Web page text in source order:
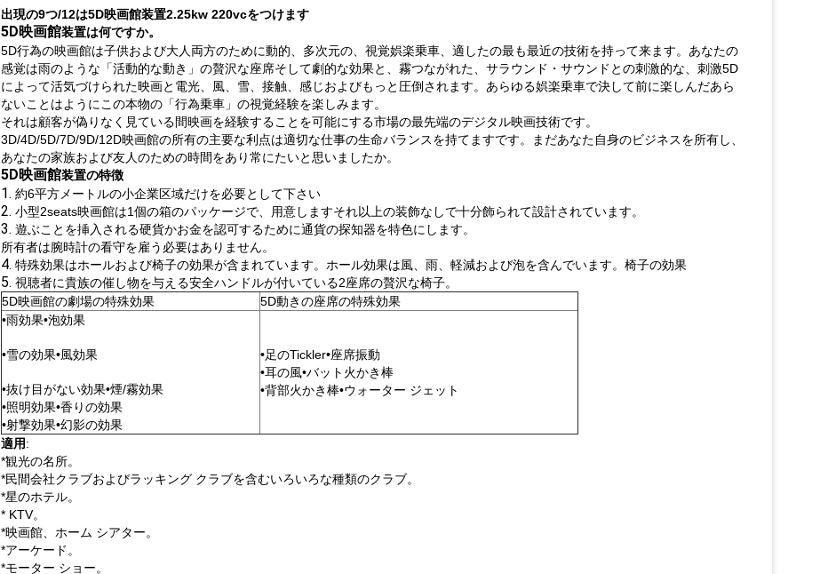
出現の9つ/12は5D映画館装置2.25kw 220vcをつけます
5D映画館装置は何ですか。
5D行為の映画館は子供および大人両方のために動的、多次元の、視覚娯楽乗車、適したの最も最近の技術を持って来ます。あなたの
感覚は雨のような「活動的な動き」の贅沢な座席そして劇的な効果と、霧つながれた、サラウンド・サウンドとの刺激的な、刺激5D
によって活気づけられた映画と電光、風、雪、接触、感じおよびもっと圧倒されます。あらゆる娯楽乗車で決して前に楽しんだあら
ないことはようにこの本物の「行為乗車」の視覚経験を楽しみます。
それは顧客が偽りなく見ている間映画を経験することを可能にする市場の最先端のデジタル映画技術です。
3D/4D/5D/7D/9D/12D映画館の所有の主要な利点は適切な仕事の生命バランスを持てますです。まだあなた自身のビジネスを所有し、
あなたの家族および友人のための時間をあり常にたいと思いましたか。
5D映画館装置の特徴
1. 約6平方メートルの小企業区域だけを必要として下さい
2. 小型2seats映画館は1個の箱のパッケージで、用意しますそれ以上の装飾なしで十分飾られて設計されています。
3. 遊ぶことを挿入される硬貨かお金を認可するために通貨の探知器を特色にします。
所有者は腕時計の看守を雇う必要はありません。
4. 特殊効果はホールおよび椅子の効果が含まれています。ホール効果は風、雨、軽減および泡を含んでいます。椅子の効果
5. 視聴者に貴族の催し物を与える安全ハンドルが付いている2座席の贅沢な椅子。
5D映画館の劇場の特殊効果
5D動きの座席の特殊効果
•雨効果•泡効果
•雪の効果•風効果
•抜け目がない効果•煙/霧効果
•照明効果•香りの効果
•射撃効果•幻影の効果
•足のTickler•座席振動
•耳の風•バット火かき棒
•背部火かき棒•ウォーター ジェット
適用:
*観光の名所。
*民間会社クラブおよびラッキング クラブを含むいろいろな種類のクラブ。
*星のホテル。
* KTV。
*映画館、ホーム シアター。
*アーケード。
*モーター ショー。